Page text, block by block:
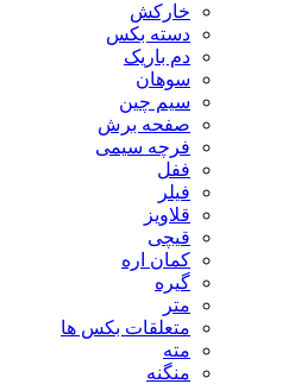
خارکش
دسته بکس
دم باریک
سوهان
سیم چین
صفحه برش
فرچه سیمی
ففل
فیلر
قلاویز
قیچی
کمان اره
گیره
متر
متعلقات بکس ها
مته
منگنه